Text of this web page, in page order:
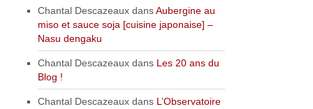
Chantal Descazeaux dansAubergine au
miso et sauce soja [cuisine japonaise] –
Nasu dengaku
Chantal Descazeaux dans Les 20 ans du
Blog !
Chantal Descazeaux dans L’Observatoire